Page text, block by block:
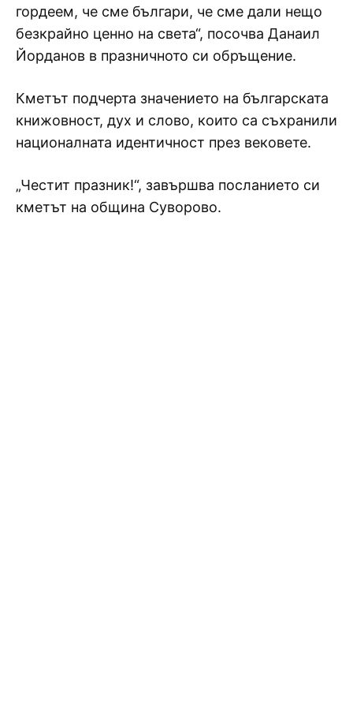
гордеем, че сме българи, че сме дали нещо
безкрайно ценно на света“, посочва Данаил
Йорданов в празничното си обръщение.
Кметът подчерта значението на българската
книжовност, дух и слово, които са съхранили
националната идентичност през вековете.
„Честит празник!“, завършва посланието си
кметът на община Суворово.